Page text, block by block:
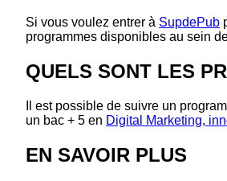
Si vous voulez entrer à SupdePub
programmes disponibles au sein
QUELS SONT LES
Il est possible de suivre un
un bac + 5 en Digital Marketing,
EN SAVOIR PLUS